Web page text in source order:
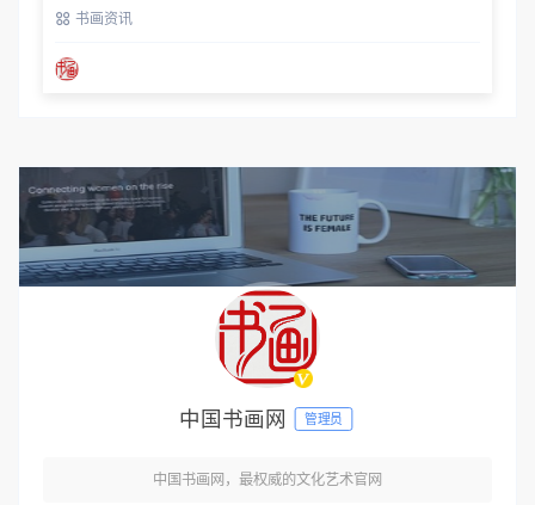
书画资讯
中国书画网 管理员
中国书画网，最权威的文化艺术官网